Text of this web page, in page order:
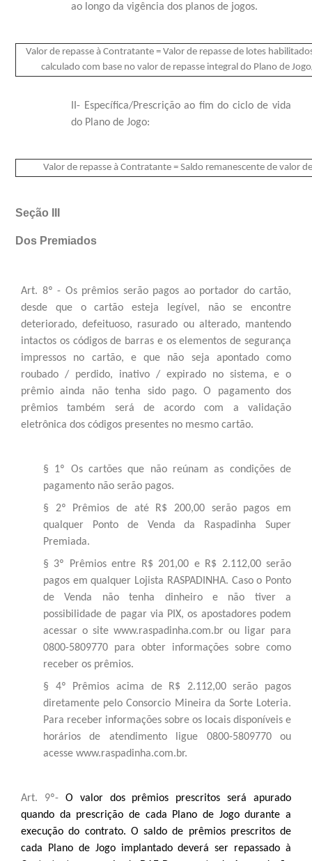
ao longo da vigência dos planos de jogos.
Valor de repasse à Contratante = Valor de repasse de lotes
calculado com base no valor de repasse integral do Plano de
II- Específica/Prescrição ao fim do ciclo de vida
do Plano de Jogo:
Valor de repasse à Contratante = Saldo remanescente de valor
Seção III
Dos Premiados
Art. 8º - Os prêmios serão pagos ao portador do cartão,
desde que o cartão esteja legível, não se encontre
deteriorado, defeituoso, rasurado ou alterado, mantendo
intactos os códigos de barras e os elementos de segurança
impressos no cartão, e que não seja apontado como
roubado / perdido, inativo / expirado no sistema, e o
prêmio ainda não tenha sido pago. O pagamento dos
prêmios também será de acordo com a validação
eletrônica dos códigos presentes no mesmo cartão.
§ 1º Os cartões que não reúnam as condições de
pagamento não serão pagos.
§ 2º Prêmios de até R$ 200,00 serão pagos em
qualquer Ponto de Venda da Raspadinha Super
Premiada.
§ 3º Prêmios entre R$ 201,00 e R$ 2.112,00 serão
pagos em qualquer Lojista RASPADINHA. Caso o Ponto
de Venda não tenha dinheiro e não tiver a
possibilidade de pagar via PIX, os apostadores podem
acessar o site www.raspadinha.com.br ou ligar para
0800-5809770 para obter informações sobre como
receber os prêmios.
§ 4º Prêmios acima de R$ 2.112,00 serão pagos
diretamente pelo Consorcio Mineira da Sorte Loteria.
Para receber informações sobre os locais disponíveis e
horários de atendimento ligue 0800-5809770 ou
acesse www.raspadinha.com.br.
Art. 9º- O valor dos prêmios prescritos será apurado
quando da prescrição de cada Plano de Jogo durante a
execução do contrato. O saldo de prêmios prescritos de
cada Plano de Jogo implantado deverá ser repassado à